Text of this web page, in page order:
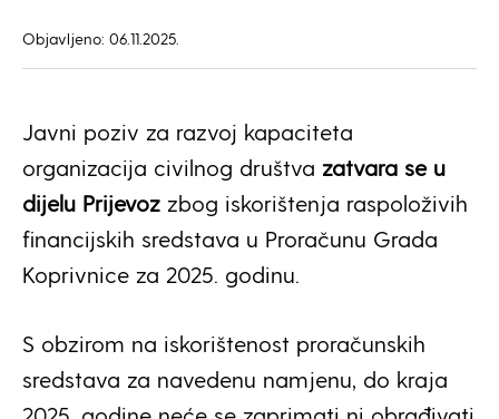
Objavljeno: 06.11.2025.
Javni poziv za razvoj kapaciteta
organizacija civilnog društva zatvara se u
dijelu Prijevoz zbog iskorištenja raspoloživih
financijskih sredstava u Proračunu Grada
Koprivnice za 2025. godinu.
S obzirom na iskorištenost proračunskih
sredstava za navedenu namjenu, do kraja